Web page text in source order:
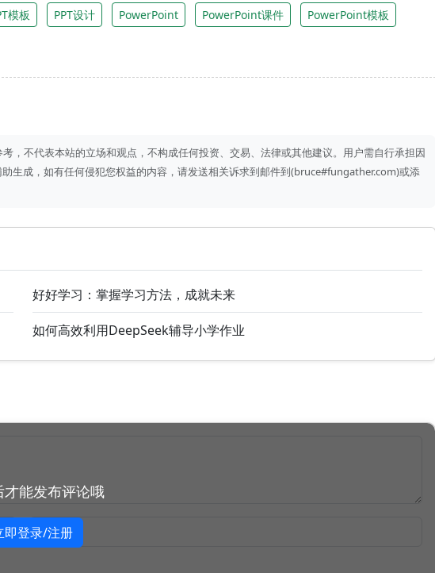
模板 PPT设计 PowerPoint PowerPoint课件 PowerPoint模板
，不代表本站的立场和观点，不构成任何投资、交易、法律或其他建议。用户需自行承担因
生成，如有任何侵犯您权益的内容，请发送相关诉求到邮件到(bruce#fungather.com)或添
好好学习：掌握学习方法，成就未来
如何高效利用DeepSeek辅导小学作业
才能发布评论哦
即登录/注册